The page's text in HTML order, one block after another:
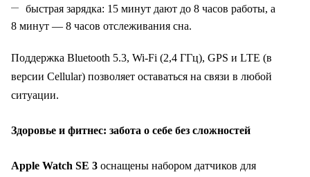
быстрая зарядка: 15 минут дают до 8 часов работы, а
8 минут — 8 часов отслеживания сна.
Поддержка Bluetooth 5.3, Wi‑Fi (2,4 ГГц), GPS и LTE (в
версии Cellular) позволяет оставаться на связи в любой
ситуации.
Здоровье и фитнес: забота о себе без сложностей
Apple Watch SE 3 оснащены набором датчиков для